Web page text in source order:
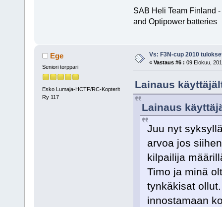
SAB Heli Team Finland
and Optipower batteries
Ege
Seniori torppari
Esko Lumaja-HCTF/RC-Kopterit
Ry 117
Vs: F3N-cup 2010
« Vastaus #6 : 09 Elokuu,
Lainaus
Lainaus
Juu nyt
arvoa jos
kilpailija
Timo ja minä
tynkäkisat
innostamaan